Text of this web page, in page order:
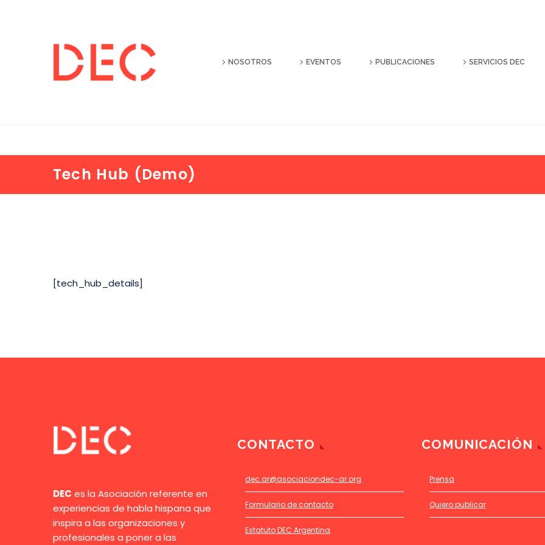
NOSOTROS EVENTOS PUBLICACIONES SERVICIOS DEC
Tech Hub (Demo)
[tech_hub_details]
DEC es la Asociación referente en
experiencias de habla hispana que
inspira a las organizaciones y
profesionales a poner a las
CONTACTO
dec.ar@asociaciondec-ar.org
Formulario de contacto
Estatuto DEC Argentina
COMUNICACIÓN
Prensa
Quiero publicar